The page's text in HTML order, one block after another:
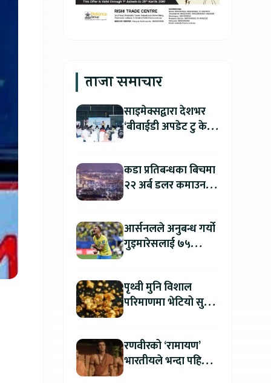
ताजा समाचार
साइमेक्सद्वारा देशभर
‘बीवाईडी अपडेट टु केयर
कडा प्रतिबन्धका बिचमा
२२ अर्ब डलर कमाउन
आर्सनलले अनुबन्ध गर्यो
गुइमारेसलाई ७५
पृथ्वी मुनि विशाल
परिमाणमा भेटियो सुन,
रणवीरको ‘रामायण’
भारतीयले भन्दा पहिला